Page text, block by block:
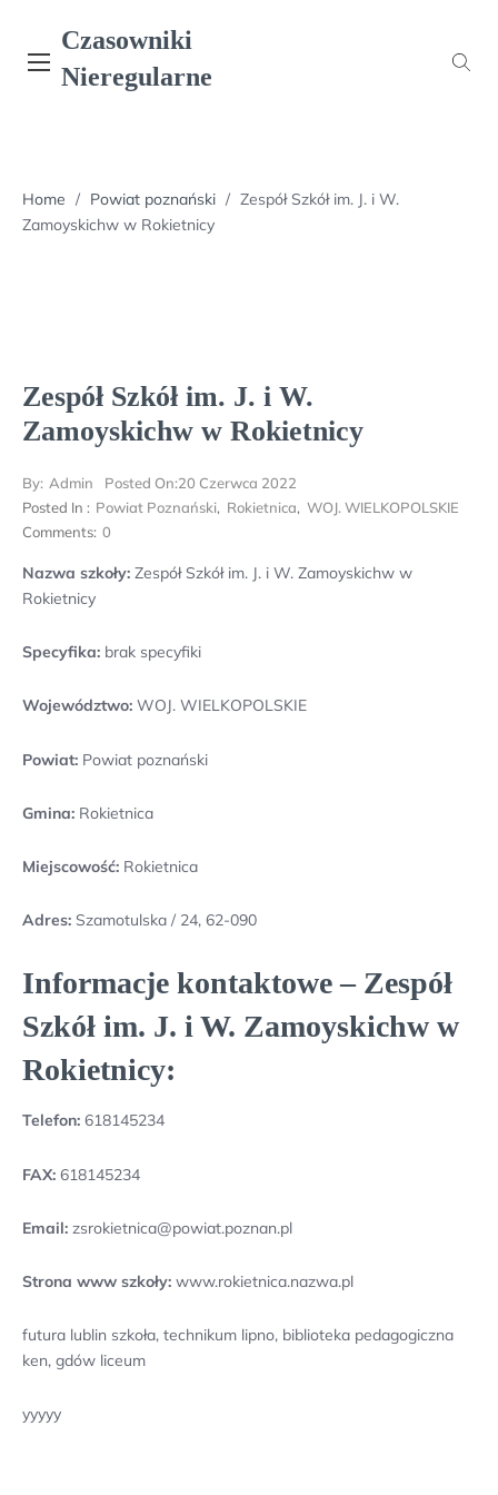
content
Czasowniki
Nieregularne
Home / Powiat poznański / Zespół Szkół im. J. i W.
Zamoyskichw w Rokietnicy
Zespół Szkół im. J. i W.
Zamoyskichw w Rokietnicy
By: Admin Posted On:20 Czerwca 2022
Posted In : Powiat Poznański, Rokietnica, WOJ. WIELKOPOLSKIE
Comments: 0
Nazwa szkoły: Zespół Szkół im. J. i W. Zamoyskichw w
Rokietnicy
Specyfika: brak specyfiki
Województwo: WOJ. WIELKOPOLSKIE
Powiat: Powiat poznański
Gmina: Rokietnica
Miejscowość: Rokietnica
Adres: Szamotulska / 24, 62-090
Informacje kontaktowe – Zespół
Szkół im. J. i W. Zamoyskichw w
Rokietnicy:
Telefon: 618145234
FAX: 618145234
Email: zsrokietnica@powiat.poznan.pl
Strona www szkoły: www.rokietnica.nazwa.pl
futura lublin szkoła, technikum lipno, biblioteka pedagogiczna
ken, gdów liceum
yyyyy